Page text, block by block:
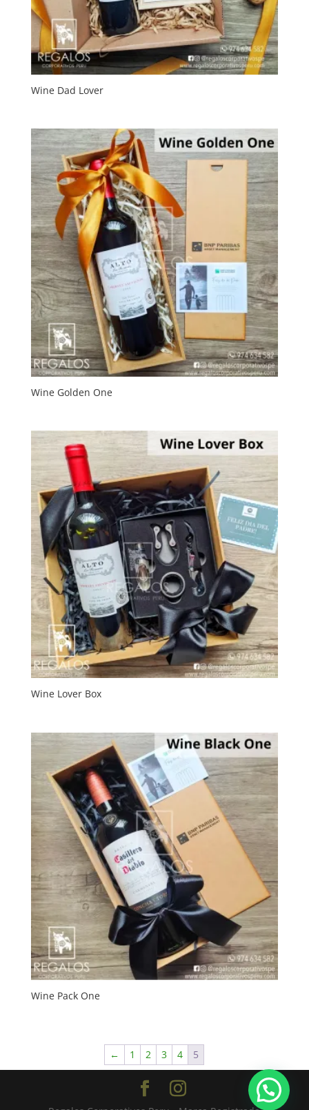
Wine Dad Lover
Wine Golden One
Wine Lover Box
Wine Pack One
← 1 2 3 4 5